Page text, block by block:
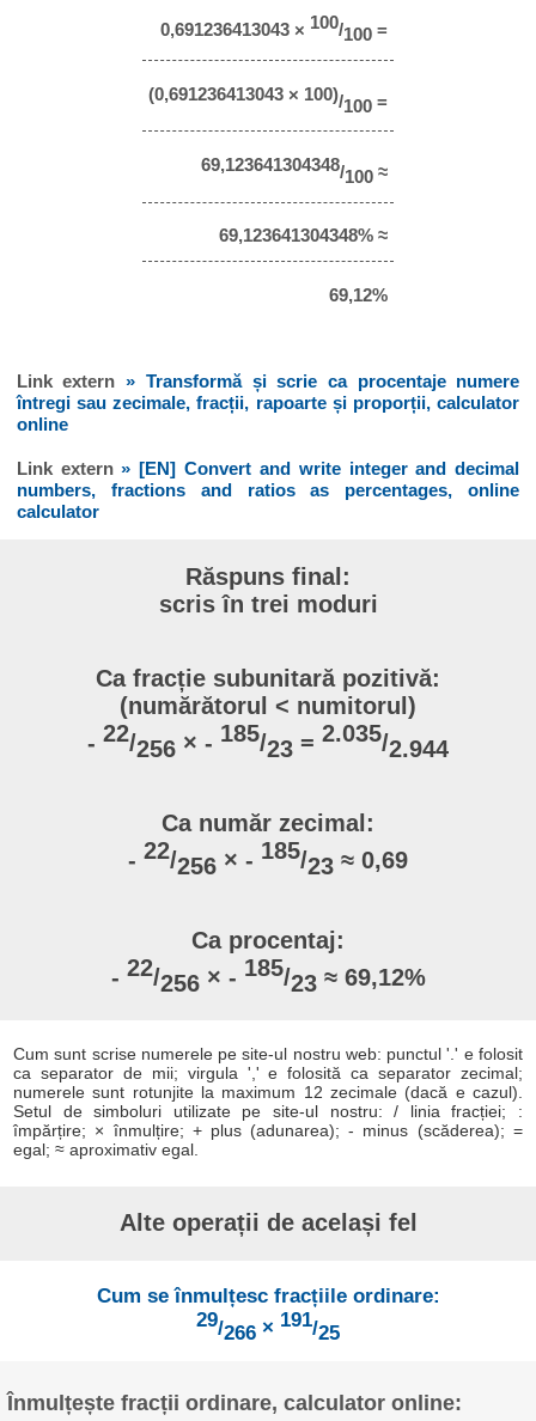
0,691236413043 × 100/100 =
(0,691236413043 × 100)/100 =
69,123641304348/100 ≈
69,123641304348% ≈
69,12%
Link extern» Transformă și scrie ca procentaje numere
întregi sau zecimale, fracții, rapoarte și proporții, calculator
online
Link extern» [EN] Convert and write integer and decimal
numbers, fractions and ratios as percentages, online
calculator
Răspuns final:
scris în trei moduri
Ca fracție subunitară pozitivă:
(numărătorul < numitorul)
- 22/256 × - 185/23 = 2.035/2.944
Ca număr zecimal:
- 22/256 × - 185/23 ≈ 0,69
Ca procentaj:
- 22/256 × - 185/23 ≈ 69,12%
Cum sunt scrise numerele pe site-ul nostru web: punctul '.' e folosit
ca separator de mii; virgula ',' e folosită ca separator zecimal;
numerele sunt rotunjite la maximum 12 zecimale (dacă e cazul).
Setul de simboluri utilizate pe site-ul nostru: / linia fracției; :
împărțire; × înmulțire; + plus (adunarea); - minus (scăderea); =
egal; ≈ aproximativ egal.
Alte operații de același fel
Cum se înmulțesc fracțiile ordinare:
29/266 × 191/25
Înmulțește fracții ordinare, calculator online: